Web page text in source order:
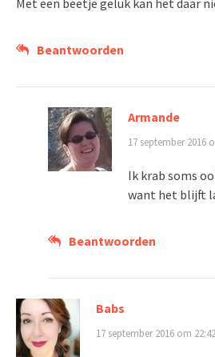
Beantwoorden
Armande
17 september 2016
Ik krab soms
want het blijft
Beantwoorden
Babs
17 september 2016 om 22:42